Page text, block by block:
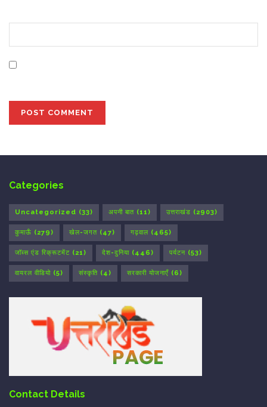
Categories
Uncategorized (33) अपनी बात (11) उत्तराखंड (2903)
कुमाऊँ (279) खेल-जगत (47) गढ़वाल (465)
जॉब्स एंड रिक्रूटमेंट (21) देश-दुनिया (446) पर्यटन (53)
वायरल वीडियो (5) संस्कृति (4) सरकारी योजनाएँ (6)
Contact Details